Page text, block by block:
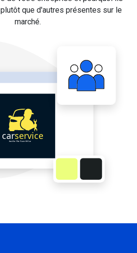
que d'autres présentes sur le
marché.